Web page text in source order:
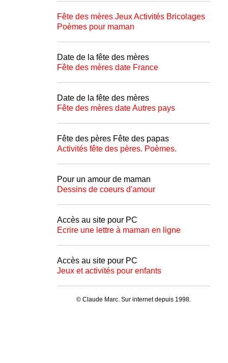
Fête des mères Jeux Activités Bricolages
Poèmes pour maman
Date de la fête des mères
Fête des mères date France
Date de la fête des mères
Fête des mères date Autres pays
Fête des pères Fête des papas
Activités fête des pères. Poèmes.
Pour un amour de maman
Dessins de coeurs d'amour
Accès au site pour PC
Ecrire une lettre à maman en ligne
Accès au site pour PC
Jeux et activités pour enfants
© Claude Marc. Sur internet depuis 1998.